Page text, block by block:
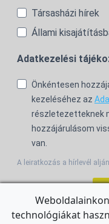
Társasházi hírek
Állami
Adatkezelési
Önkéntesen
kezeléséhez az
részletezetteknek
hozzájárulásom
van.
A leiratkozás a hírlevél
technológiákat